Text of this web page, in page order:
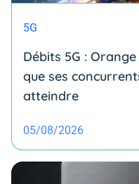
5G
Débits 5G :
que ses
atteindre
05/08/2026